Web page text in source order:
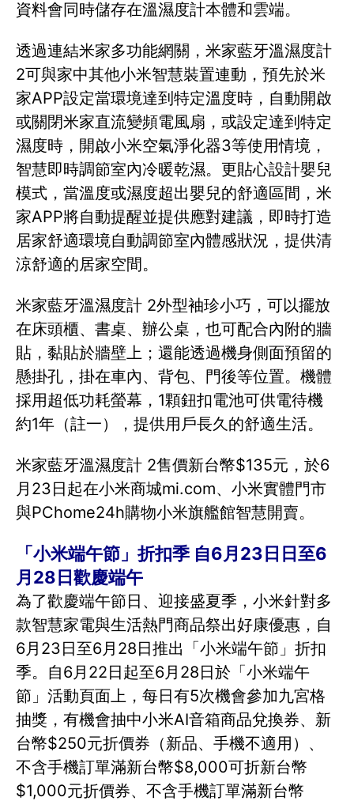
資料會同時儲存在溫濕度計本體和雲端。
透過連結米家多功能網關，米家藍牙溫濕度計
2可與家中其他小米智慧裝置連動，預先於米
家APP設定當環境達到特定溫度時，自動開啟
或關閉米家直流變頻電風扇，或設定達到特定
濕度時，開啟小米空氣淨化器3等使用情境，
智慧即時調節室內冷暖乾濕。更貼心設計嬰兒
模式，當溫度或濕度超出嬰兒的舒適區間，米
家APP將自動提醒並提供應對建議，即時打造
居家舒適環境自動調節室內體感狀況，提供清
涼舒適的居家空間。
米家藍牙溫濕度計 2外型袖珍小巧，可以擺放
在床頭櫃、書桌、辦公桌，也可配合內附的牆
貼，黏貼於牆壁上；還能透過機身側面預留的
懸掛孔，掛在車內、背包、門後等位置。機體
採用超低功耗螢幕，1顆鈕扣電池可供電待機
約1年（註一），提供用戶長久的舒適生活。
米家藍牙溫濕度計 2售價新台幣$135元，於6
月23日起在小米商城mi.com、小米實體門市
與PChome24h購物小米旗艦館智慧開賣。
「小米端午節」折扣季 自6月23日日至6
月28日歡慶端午
為了歡慶端午節日、迎接盛夏季，小米針對多
款智慧家電與生活熱門商品祭出好康優惠，自
6月23日至6月28日推出「小米端午節」折扣
季。自6月22日起至6月28日於「小米端午
節」活動頁面上，每日有5次機會參加九宮格
抽獎，有機會抽中小米AI音箱商品兌換券、新
台幣$250元折價券（新品、手機不適用）、
不含手機訂單滿新台幣$8,000可折新台幣
$1,000元折價券、不含手機訂單滿新台幣